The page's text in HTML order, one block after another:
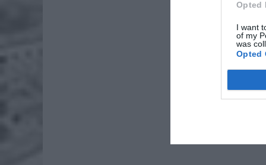
Opted
I want
of my
was
Opted